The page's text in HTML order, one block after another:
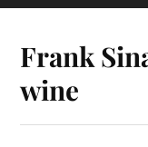
Frank
wine